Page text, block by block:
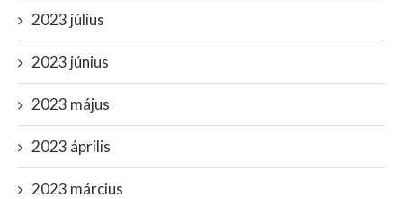
2023 július
2023 június
2023 május
2023 április
2023 március